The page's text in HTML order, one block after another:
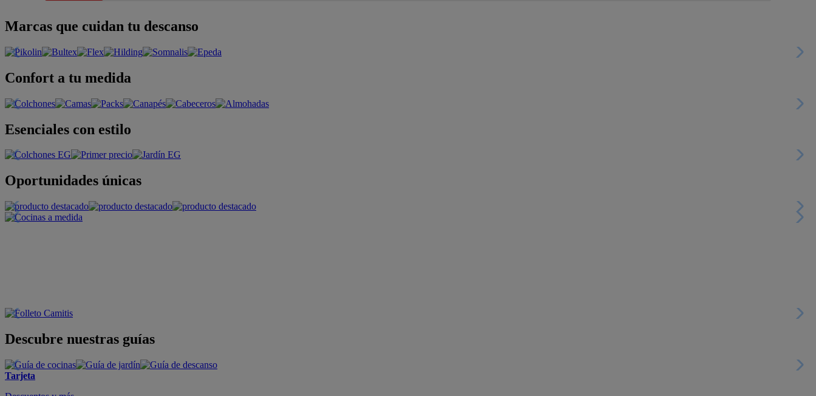
Marcas que cuidan tu descanso
Confort a tu medida
Esenciales con estilo
Oportunidades únicas
Descubre nuestras guías
Tarjeta